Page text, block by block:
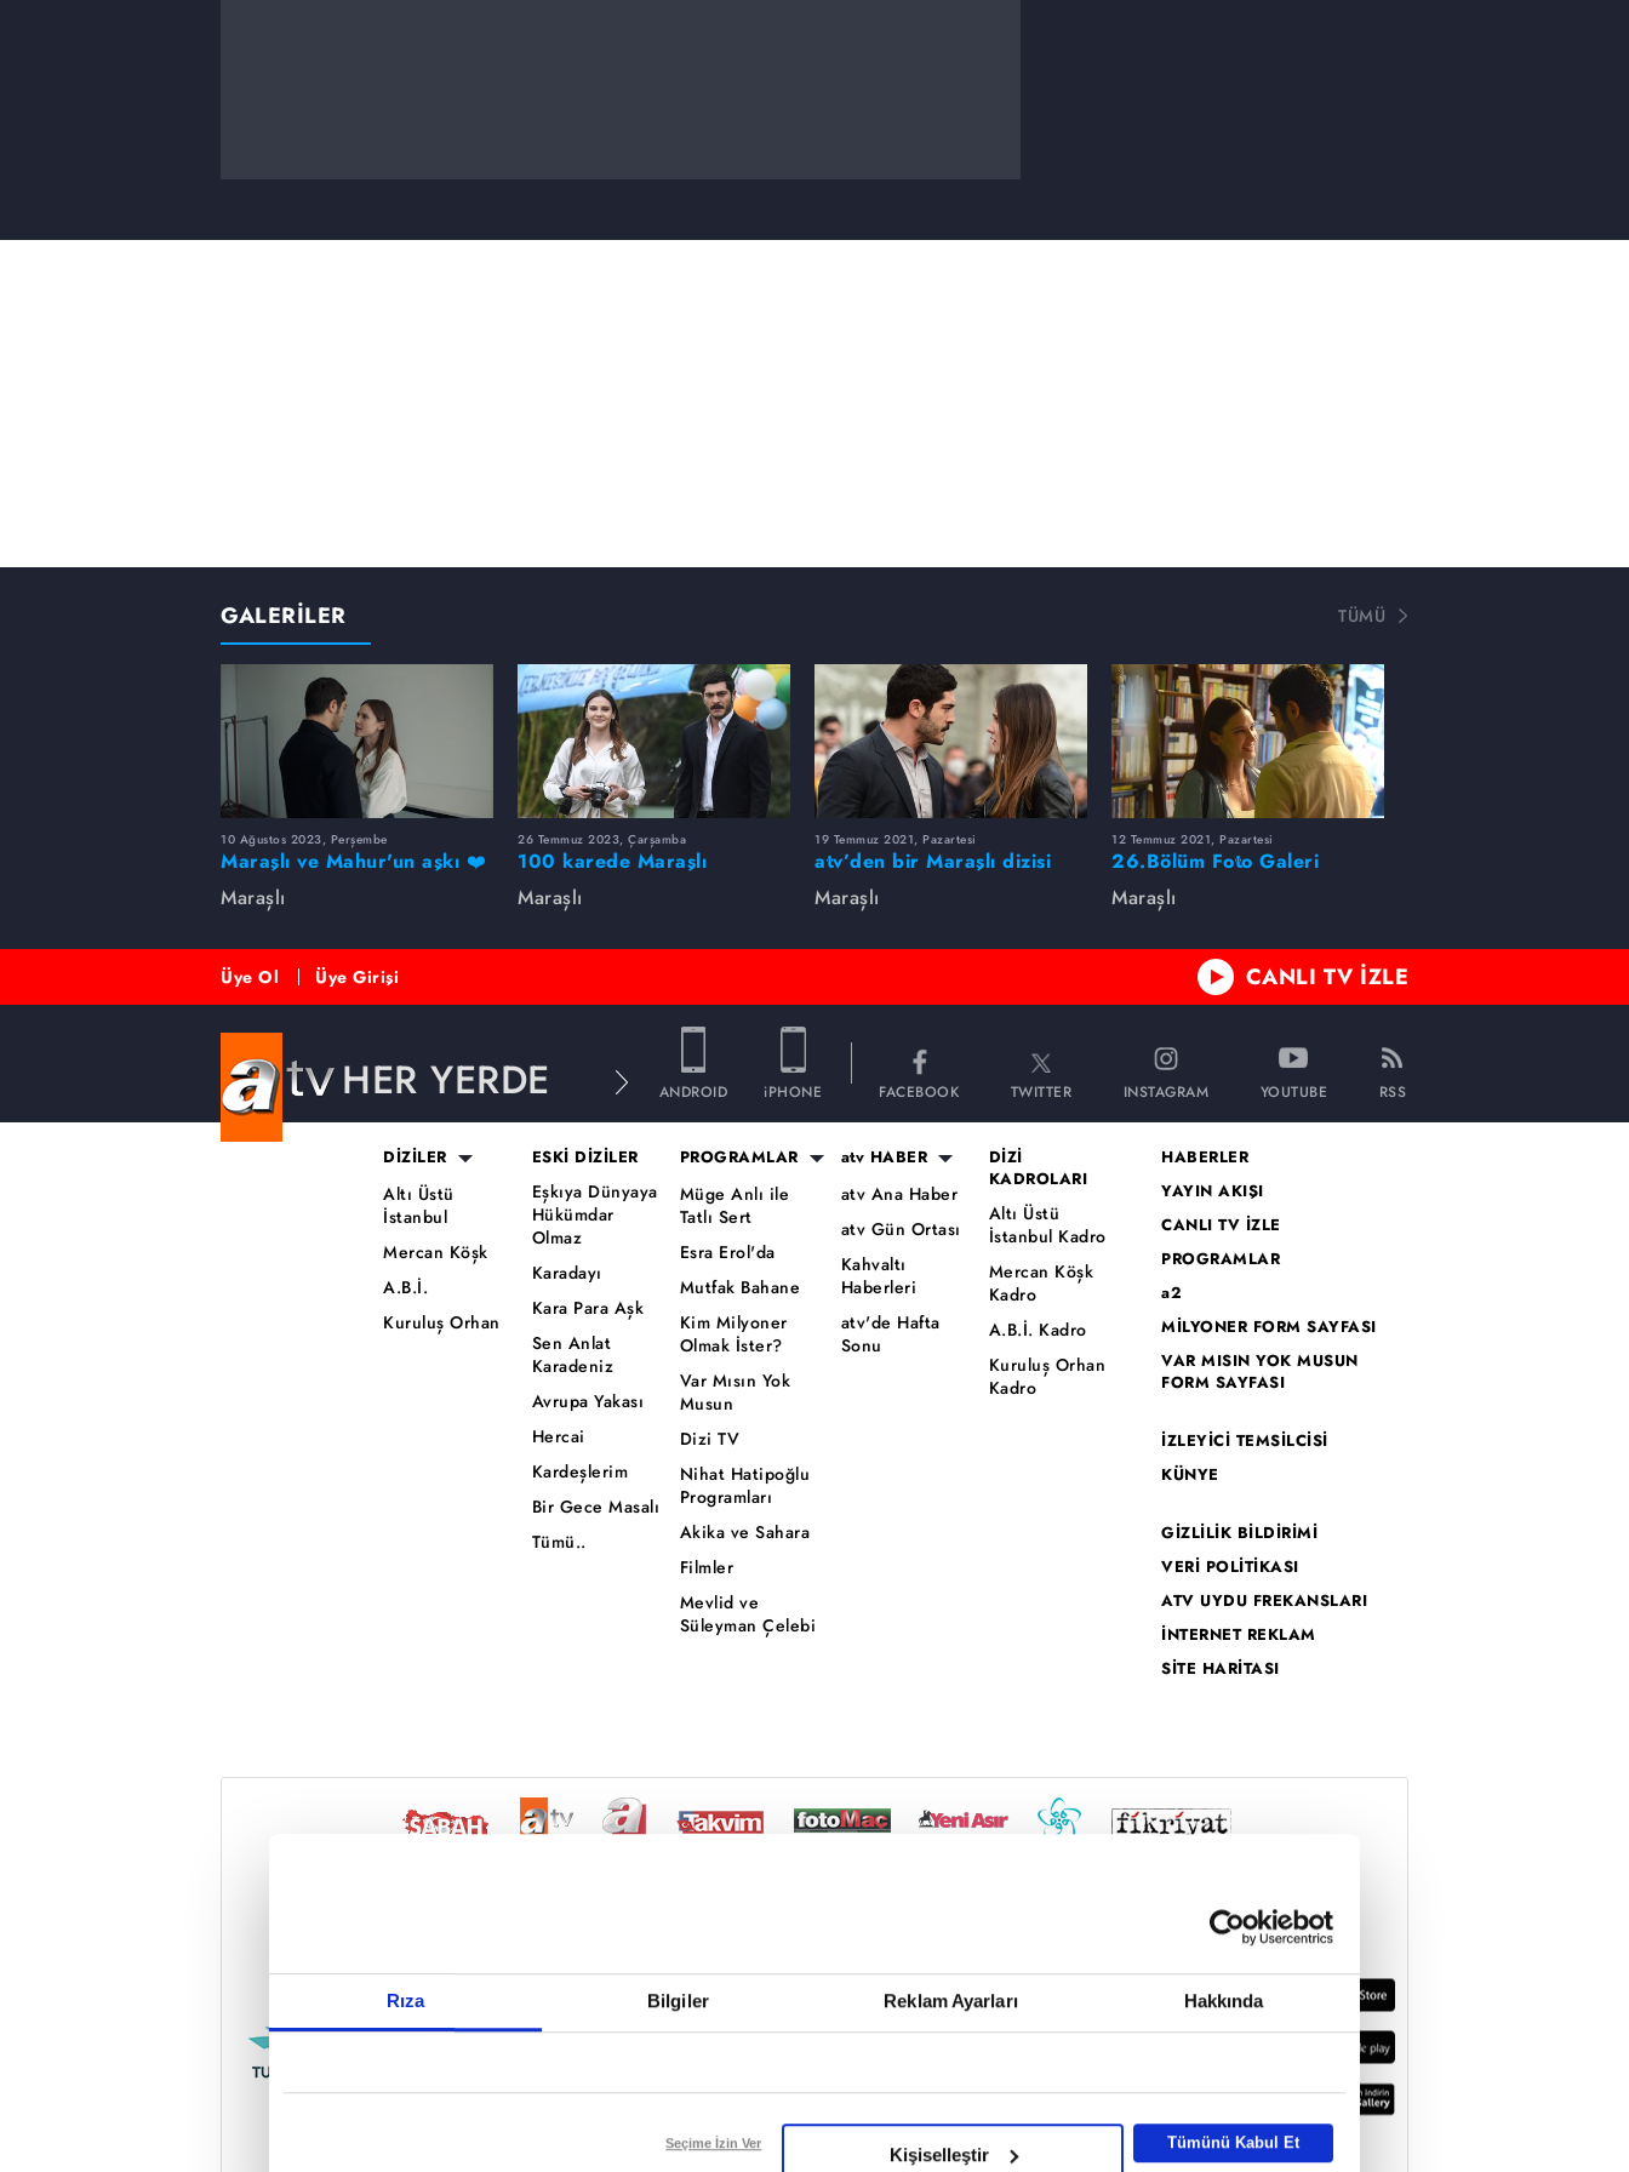
Rıza Bilgiler Reklam Ayarları Hakkında
Reddet
Seçime İzin Ver
Kişiselleştir
Tümünü Kabul Et
GALERİLER TÜMÜ
10 Ağustos 2023, Perşembe
Maraşlı ve Mahur'un aşkı ❤️
Maraşlı
26 Temmuz 2023, Çarşamba
100 karede Maraşlı
Maraşlı
19 Temmuz 2021, Pazartesi
atv’den bir Maraşlı dizisi
geçti!
Maraşlı
12 Temmuz 2021, Pazartesi
26.Bölüm Foto Galeri
Maraşlı
Üye Ol Üye Girişi CANLI TV İZLE
HER YERDE ANDROID iPHONE FACEBOOK TWITTER INSTAGRAM YOUTUBE RSS
DİZİLER
Altı Üstü
İstanbul
Mercan Köşk
A.B.İ.
Kuruluş Orhan
ESKİ DİZİLER
Eşkıya Dünyaya
Hükümdar
Olmaz
Karadayı
Kara Para Aşk
Sen Anlat
Karadeniz
Avrupa Yakası
Hercai
Kardeşlerim
Bir Gece Masalı
Tümü..
PROGRAMLAR
Müge Anlı ile
Tatlı Sert
Esra Erol'da
Mutfak Bahane
Kim Milyoner
Olmak İster?
Var Mısın Yok
Musun
Dizi TV
Nihat Hatipoğlu
Programları
Akika ve Sahara
Filmler
Mevlid ve
Süleyman Çelebi
atv HABER
atv Ana Haber
atv Gün Ortası
Kahvaltı
Haberleri
atv'de Hafta
Sonu
DİZİ
KADROLARI
Altı Üstü
İstanbul Kadro
Mercan Köşk
Kadro
A.B.İ. Kadro
Kuruluş Orhan
Kadro
HABERLER
YAYIN AKIŞI
CANLI TV İZLE
PROGRAMLAR
a2
MİLYONER FORM SAYFASI
VAR MISIN YOK MUSUN
FORM SAYFASI
İZLEYİCİ TEMSİLCİSİ
KÜNYE
GİZLİLİK BİLDİRİMİ
VERİ POLİTİKASI
ATV UYDU FREKANSLARI
İNTERNET REKLAM
SİTE HARİTASI